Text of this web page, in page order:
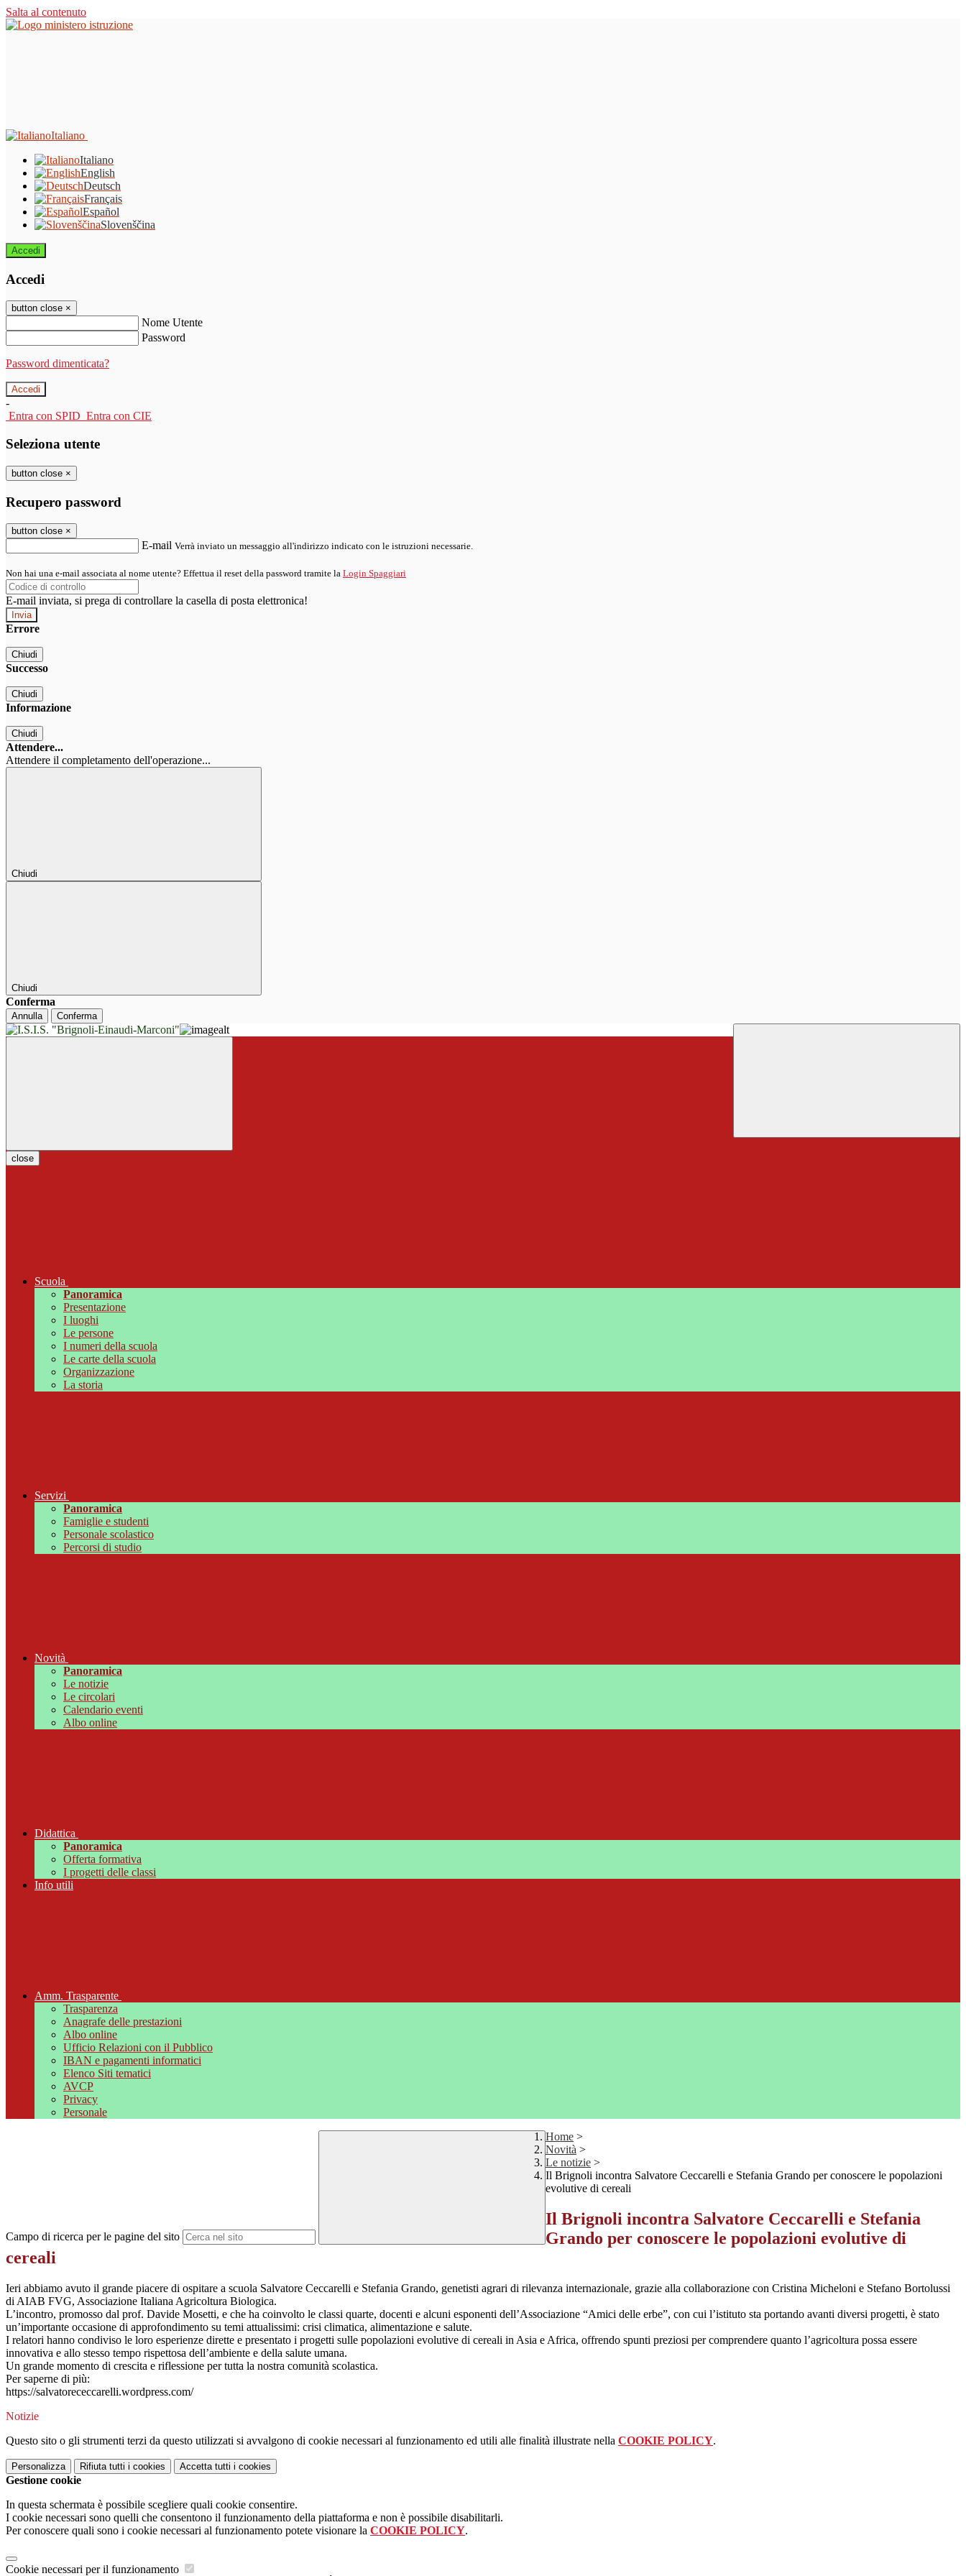
Salta al contenuto
Italiano
Italiano
English
Deutsch
Français
Español
Slovenščina
Accedi
Accedi
button close ×
Nome Utente
Password
Password dimenticata?
-
Entra con SPID Entra con CIE
Seleziona utente
button close ×
Recupero password
button close ×
E-mail Verrà inviato un messaggio all'indirizzo indicato con le istruzioni necessarie.
Non hai una e-mail associata al nome utente? Effettua il reset della password tramite la Login Spaggiari
E-mail inviata, si prega di controllare la casella di posta elettronica!
Errore
Chiudi
Successo
Chiudi
Informazione
Chiudi
Attendere...
Attendere il completamento dell'operazione...
Chiudi
Chiudi
Conferma
Annulla Conferma
close
Scuola
Panoramica
Presentazione
I luoghi
Le persone
I numeri della scuola
Le carte della scuola
Organizzazione
La storia
Servizi
Panoramica
Famiglie e studenti
Personale scolastico
Percorsi di studio
Novità
Panoramica
Le notizie
Le circolari
Calendario eventi
Albo online
Didattica
Panoramica
Offerta formativa
I progetti delle classi
Info utili
Amm. Trasparente
Trasparenza
Anagrafe delle prestazioni
Albo online
Ufficio Relazioni con il Pubblico
IBAN e pagamenti informatici
Elenco Siti tematici
AVCP
Privacy
Personale
Campo di ricerca per le pagine del sito
Home >
Novità >
Le notizie >
Il Brignoli incontra Salvatore Ceccarelli e Stefania Grando per conoscere le popolazioni
evolutive di cereali
Il Brignoli incontra Salvatore Ceccarelli e Stefania
Grando per conoscere le popolazioni evolutive di
cereali
Ieri abbiamo avuto il grande piacere di ospitare a scuola Salvatore Ceccarelli e Stefania Grando, genetisti agrari di rilevanza internazionale, grazie alla collaborazione con Cristina Micheloni e Stefano Bortolussi
di AIAB FVG, Associazione Italiana Agricoltura Biologica.
L’incontro, promosso dal prof. Davide Mosetti, e che ha coinvolto le classi quarte, docenti e alcuni esponenti dell’Associazione “Amici delle erbe”, con cui l’istituto sta portando avanti diversi progetti, è stato
un’importante occasione di approfondimento su temi attualissimi: crisi climatica, alimentazione e salute.
I relatori hanno condiviso le loro esperienze dirette e presentato i progetti sulle popolazioni evolutive di cereali in Asia e Africa, offrendo spunti preziosi per comprendere quanto l’agricoltura possa essere
innovativa e allo stesso tempo rispettosa dell’ambiente e della salute umana.
Un grande momento di crescita e riflessione per tutta la nostra comunità scolastica.
Per saperne di più:
https://salvatorececcarelli.wordpress.com/
Notizie
Questo sito o gli strumenti terzi da questo utilizzati si avvalgono di cookie necessari al funzionamento ed utili alle finalità illustrate nella COOKIE POLICY.
Personalizza Rifiuta tutti i cookies Accetta tutti i cookies
Gestione cookie
In questa schermata è possibile scegliere quali cookie consentire.
I cookie necessari sono quelli che consentono il funzionamento della piattaforma e non è possibile disabilitarli.
Per conoscere quali sono i cookie necessari al funzionamento potete visionare la COOKIE POLICY.
Cookie necessari per il funzionamento